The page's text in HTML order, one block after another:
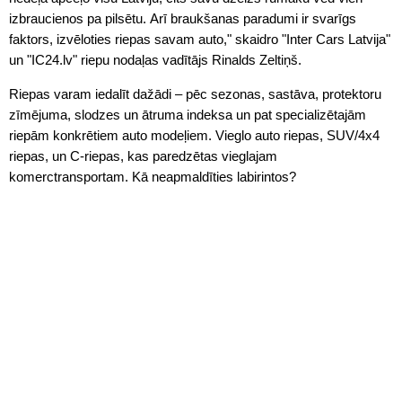
izbraucienos pa pilsētu. Arī braukšanas paradumi ir svarīgs
faktors, izvēloties riepas savam auto," skaidro "Inter Cars Latvija"
un "IC24.lv" riepu nodaļas vadītājs Rinalds Zeltiņš.
Riepas varam iedalīt dažādi – pēc sezonas, sastāva, protektoru
zīmējuma, slodzes un ātruma indeksa un pat specializētajām
riepām konkrētiem auto modeļiem. Vieglo auto riepas, SUV/4x4
riepas, un C-riepas, kas paredzētas vieglajam
komerctransportam. Kā neapmaldīties labirintos?